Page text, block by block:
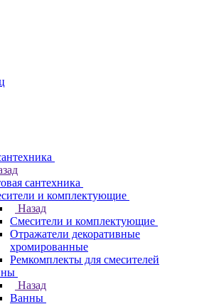
сантехника
и комплектующие
Назад
Смесители и комплектующие
Отражатели декоративные
хромированные
Ремкомплекты для смесителей
Назад
Ванны